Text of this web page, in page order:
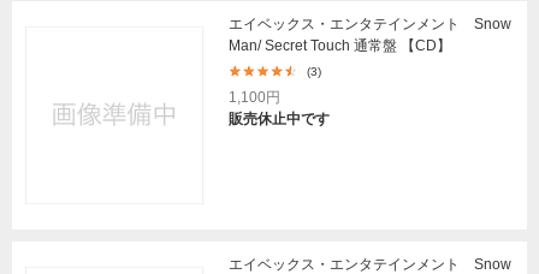
エイベックス・エンタテインメント Snow
Man/ Secret Touch 通常盤 【CD】
(3)
1,100円
販売休止中です
エイベックス・エンタテインメント Snow